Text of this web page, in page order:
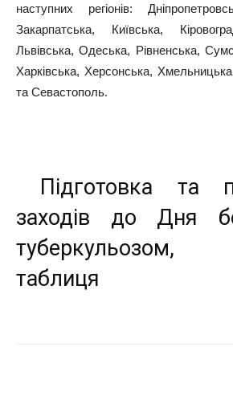
наступних регіонів:
Закарпатська, Київська,
Львівська, Одеська, Рівненська,
Харківська, Херсонська,
та Севастополь.
Підготовка та
заходів до Дня
таблиця